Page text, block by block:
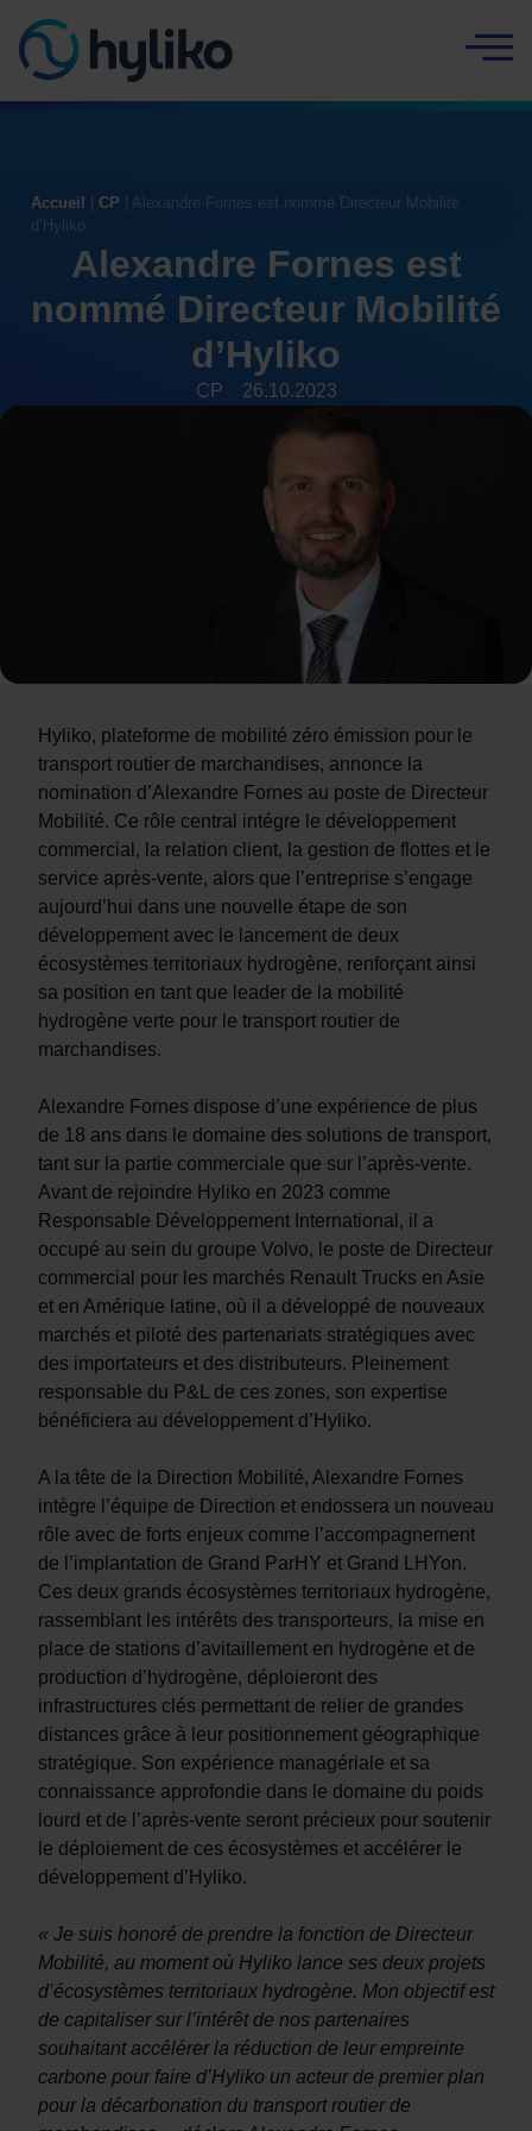
Accueil | CP | Alexandre Fornes est nommé Directeur Mobilité
d’Hyliko
Alexandre Fornes est
nommé Directeur Mobilité
d’Hyliko
CP 26.10.2023
Hyliko, plateforme de mobilité zéro émission pour le
transport routier de marchandises, annonce la
nomination d’Alexandre Fornes au poste de Directeur
Mobilité. Ce rôle central intégre le développement
commercial, la relation client, la gestion de flottes et le
service après-vente, alors que l’entreprise s’engage
aujourd’hui dans une nouvelle étape de son
développement avec le lancement de deux
écosystèmes territoriaux hydrogène, renforçant ainsi
sa position en tant que leader de la mobilité
hydrogène verte pour le transport routier de
marchandises.
Alexandre Fornes dispose d’une expérience de plus
de 18 ans dans le domaine des solutions de transport,
tant sur la partie commerciale que sur l’après-vente.
Avant de rejoindre Hyliko en 2023 comme
Responsable Développement International, il a
occupé au sein du groupe Volvo, le poste de Directeur
commercial pour les marchés Renault Trucks en Asie
et en Amérique latine, où il a développé de nouveaux
marchés et piloté des partenariats stratégiques avec
des importateurs et des distributeurs. Pleinement
responsable du P&L de ces zones, son expertise
bénéficiera au développement d’Hyliko.
A la tête de la Direction Mobilité, Alexandre Fornes
intègre l’équipe de Direction et endossera un nouveau
rôle avec de forts enjeux comme l’accompagnement
de l’implantation de Grand ParHY et Grand LHYon.
Ces deux grands écosystèmes territoriaux hydrogène,
rassemblant les intérêts des transporteurs, la mise en
place de stations d’avitaillement en hydrogène et de
production d’hydrogène, déploieront des
infrastructures clés permettant de relier de grandes
distances grâce à leur positionnement géographique
stratégique. Son expérience managériale et sa
connaissance approfondie dans le domaine du poids
lourd et de l’après-vente seront précieux pour soutenir
le déploiement de ces écosystèmes et accélérer le
développement d’Hyliko.
« Je suis honoré de prendre la fonction de Directeur
Mobilité, au moment où Hyliko lance ses deux projets
d’écosystèmes territoriaux hydrogène. Mon objectif est
de capitaliser sur l’intérêt de nos partenaires
souhaitant accélérer la réduction de leur empreinte
carbone pour faire d’Hyliko un acteur de premier plan
pour la décarbonation du transport routier de